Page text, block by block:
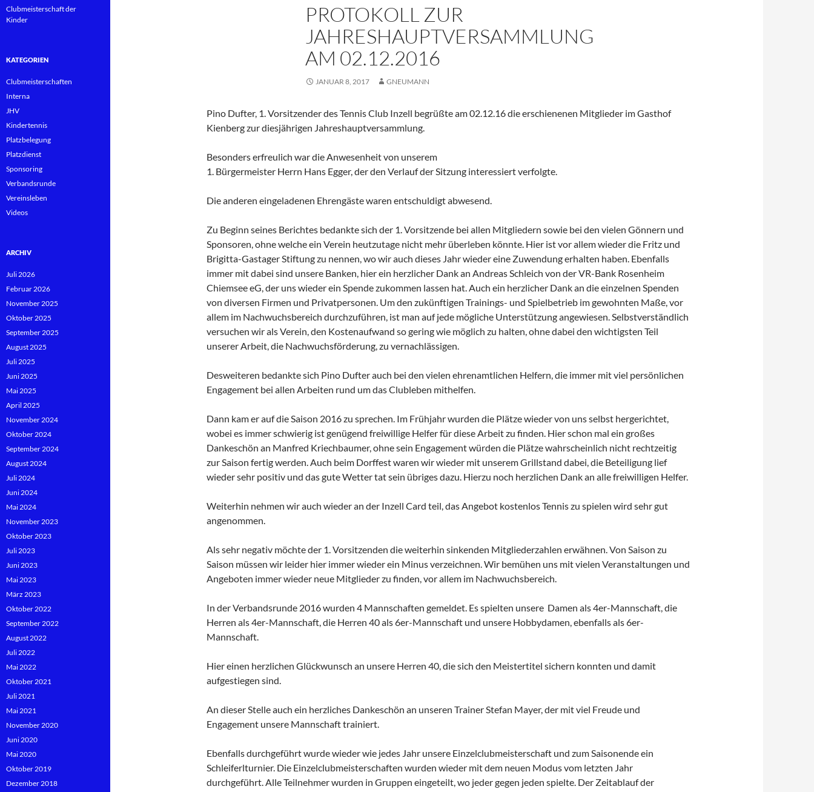
PROTOKOLL ZUR
JAHRESHAUPTVERSAMMLUNG
AM 02.12.2016
JANUAR 8, 2017 GNEUMANN
Pino Dufter, 1. Vorsitzender des Tennis Club Inzell begrüßte am 02.12.16 die erschienenen Mitglieder im Gasthof
Kienberg zur diesjährigen Jahreshauptversammlung.
Besonders erfreulich war die Anwesenheit von unserem
1. Bürgermeister Herrn Hans Egger, der den Verlauf der Sitzung interessiert verfolgte.
Die anderen eingeladenen Ehrengäste waren entschuldigt abwesend.
Zu Beginn seines Berichtes bedankte sich der 1. Vorsitzende bei allen Mitgliedern sowie bei den vielen Gönnern und
Sponsoren, ohne welche ein Verein heutzutage nicht mehr überleben könnte. Hier ist vor allem wieder die Fritz und
Brigitta-Gastager Stiftung zu nennen, wo wir auch dieses Jahr wieder eine Zuwendung erhalten haben. Ebenfalls
immer mit dabei sind unsere Banken, hier ein herzlicher Dank an Andreas Schleich von der VR-Bank Rosenheim
Chiemsee eG, der uns wieder ein Spende zukommen lassen hat. Auch ein herzlicher Dank an die einzelnen Spenden
von diversen Firmen und Privatpersonen. Um den zukünftigen Trainings- und Spielbetrieb im gewohnten Maße, vor
allem im Nachwuchsbereich durchzuführen, ist man auf jede mögliche Unterstützung angewiesen. Selbstverständlich
versuchen wir als Verein, den Kostenaufwand so gering wie möglich zu halten, ohne dabei den wichtigsten Teil
unserer Arbeit, die Nachwuchsförderung, zu vernachlässigen.
Desweiteren bedankte sich Pino Dufter auch bei den vielen ehrenamtlichen Helfern, die immer mit viel persönlichen
Engagement bei allen Arbeiten rund um das Clubleben mithelfen.
Dann kam er auf die Saison 2016 zu sprechen. Im Frühjahr wurden die Plätze wieder von uns selbst hergerichtet,
wobei es immer schwierig ist genügend freiwillige Helfer für diese Arbeit zu finden. Hier schon mal ein großes
Dankeschön an Manfred Kriechbaumer, ohne sein Engagement würden die Plätze wahrscheinlich nicht rechtzeitig
zur Saison fertig werden. Auch beim Dorffest waren wir wieder mit unserem Grillstand dabei, die Beteiligung lief
wieder sehr positiv und das gute Wetter tat sein übriges dazu. Hierzu noch herzlichen Dank an alle freiwilligen Helfer.
Weiterhin nehmen wir auch wieder an der Inzell Card teil, das Angebot kostenlos Tennis zu spielen wird sehr gut
angenommen.
Als sehr negativ möchte der 1. Vorsitzenden die weiterhin sinkenden Mitgliederzahlen erwähnen. Von Saison zu
Saison müssen wir leider hier immer wieder ein Minus verzeichnen. Wir bemühen uns mit vielen Veranstaltungen und
Angeboten immer wieder neue Mitglieder zu finden, vor allem im Nachwuchsbereich.
In der Verbandsrunde 2016 wurden 4 Mannschaften gemeldet. Es spielten unsere Damen als 4er-Mannschaft, die
Herren als 4er-Mannschaft, die Herren 40 als 6er-Mannschaft und unsere Hobbydamen, ebenfalls als 6er-
Mannschaft.
Hier einen herzlichen Glückwunsch an unsere Herren 40, die sich den Meistertitel sichern konnten und damit
aufgestiegen sind.
An dieser Stelle auch ein herzliches Dankeschön an unseren Trainer Stefan Mayer, der mit viel Freude und
Engagement unsere Mannschaft trainiert.
Ebenfalls durchgeführt wurde wieder wie jedes Jahr unsere Einzelclubmeisterschaft und zum Saisonende ein
Schleiferlturnier. Die Einzelclubmeisterschaften wurden wieder mit dem neuen Modus vom letzten Jahr
durchgeführt. Alle Teilnehmer wurden in Gruppen eingeteilt, wo jeder gegen jeden spielte. Der Zeitablauf der
Clubmeisterschaft der
Kinder
KATEGORIEN
Clubmeisterschaften
Interna
JHV
Kindertennis
Platzbelegung
Platzdienst
Sponsoring
Verbandsrunde
Vereinsleben
Videos
ARCHIV
Juli 2026
Februar 2026
November 2025
Oktober 2025
September 2025
August 2025
Juli 2025
Juni 2025
Mai 2025
April 2025
November 2024
Oktober 2024
September 2024
August 2024
Juli 2024
Juni 2024
Mai 2024
November 2023
Oktober 2023
Juli 2023
Juni 2023
Mai 2023
März 2023
Oktober 2022
September 2022
August 2022
Juli 2022
Mai 2022
Oktober 2021
Juli 2021
Mai 2021
November 2020
Juni 2020
Mai 2020
Oktober 2019
Dezember 2018